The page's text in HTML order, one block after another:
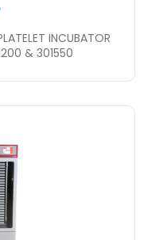
INCUBATOR
& 301550